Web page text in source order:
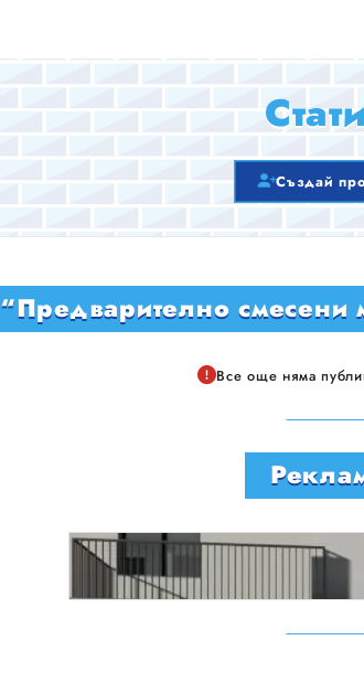
Създай
“Предварително смесени
Все още няма